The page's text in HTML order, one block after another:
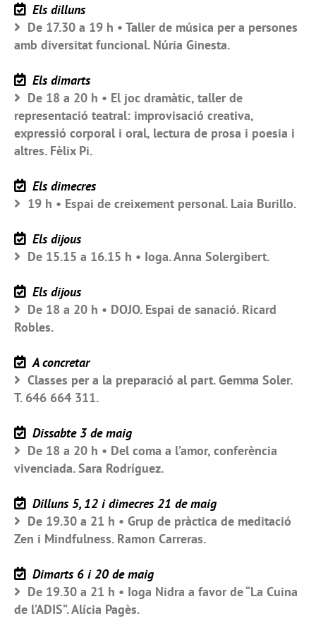
Els dilluns
De 17.30 a 19 h • Taller de música per a persones
amb diversitat funcional. Núria Ginesta.
Els dimarts
De 18 a 20 h • El joc dramàtic, taller de
representació teatral: improvisació creativa,
expressió corporal i oral, lectura de prosa i poesia i
altres. Fèlix Pi.
Els dimecres
19 h • Espai de creixement personal. Laia Burillo.
Els dijous
De 15.15 a 16.15 h • Ioga. Anna Solergibert.
Els dijous
De 18 a 20 h • DOJO. Espai de sanació. Ricard
Robles.
A concretar
Classes per a la preparació al part. Gemma Soler.
T. 646 664 311.
Dissabte 3 de maig
De 18 a 20 h • Del coma a l’amor, conferència
vivenciada. Sara Rodríguez.
Dilluns 5, 12 i dimecres 21 de maig
De 19.30 a 21 h • Grup de pràctica de meditació
Zen i Mindfulness. Ramon Carreras.
Dimarts 6 i 20 de maig
De 19.30 a 21 h • Ioga Nidra a favor de “La Cuina
de l’ADIS”. Alícia Pagès.